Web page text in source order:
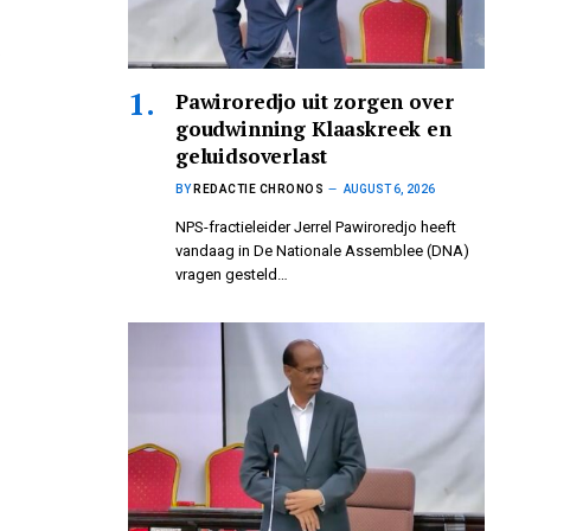
Pawiroredjo uit zorgen over
goudwinning Klaaskreek en
geluidsoverlast
BY REDACTIE CHRONOS AUGUST 6, 2026
NPS-fractieleider Jerrel Pawiroredjo heeft
vandaag in De Nationale Assemblee (DNA)
vragen gesteld…